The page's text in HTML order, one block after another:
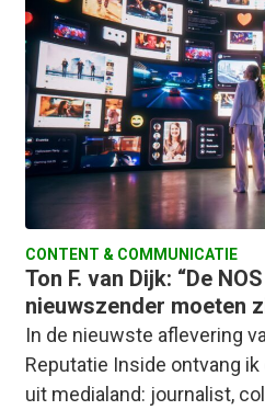
CONTENT & COMMUNICATIE
Ton F. van Dijk: “De
nieuwszender moeten
In de nieuwste aflevering
Reputatie Inside ontvang
uit medialand: journalist,